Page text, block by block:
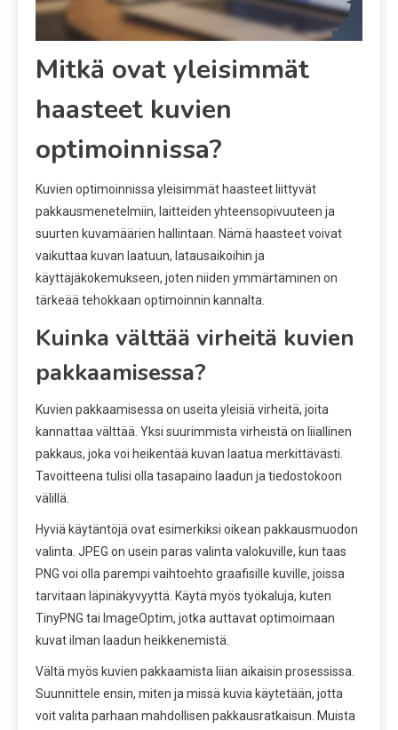
Mitkä ovat yleisimmät
haasteet kuvien
optimoinnissa?
Kuvien optimoinnissa yleisimmät haasteet liittyvät
pakkausmenetelmiin, laitteiden yhteensopivuuteen ja
suurten kuvamäärien hallintaan. Nämä haasteet voivat
vaikuttaa kuvan laatuun, latausaikoihin ja
käyttäjäkokemukseen, joten niiden ymmärtäminen on
tärkeää tehokkaan optimoinnin kannalta.
Kuinka välttää virheitä kuvien
pakkaamisessa?
Kuvien pakkaamisessa on useita yleisiä virheitä, joita
kannattaa välttää. Yksi suurimmista virheistä on liiallinen
pakkaus, joka voi heikentää kuvan laatua merkittävästi.
Tavoitteena tulisi olla tasapaino laadun ja tiedostokoon
välillä.
Hyviä käytäntöjä ovat esimerkiksi oikean pakkausmuodon
valinta. JPEG on usein paras valinta valokuville, kun taas
PNG voi olla parempi vaihtoehto graafisille kuville, joissa
tarvitaan läpinäkyvyyttä. Käytä myös työkaluja, kuten
TinyPNG tai ImageOptim, jotka auttavat optimoimaan
kuvat ilman laadun heikkenemistä.
Vältä myös kuvien pakkaamista liian aikaisin prosessissa.
Suunnittele ensin, miten ja missä kuvia käytetään, jotta
voit valita parhaan mahdollisen pakkausratkaisun. Muista